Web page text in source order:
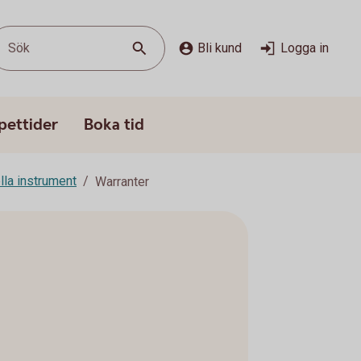
Sök Bli kund Logga in
Boka tid
instrument Warranter